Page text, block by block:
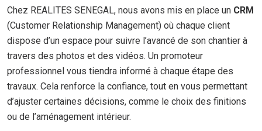
Chez REALITES SENEGAL, nous avons mis en place un CRM
(Customer Relationship Management) où chaque client
dispose d’un espace pour suivre l’avancé de son chantier à
travers des photos et des vidéos. Un promoteur
professionnel vous tiendra informé à chaque étape des
travaux. Cela renforce la confiance, tout en vous permettant
d’ajuster certaines décisions, comme le choix des finitions
ou de l’aménagement intérieur.